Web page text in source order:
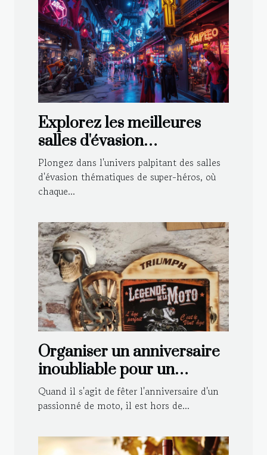
Explorez les meilleures
salles d'évasion
thématiques de super-
héros
Plongez dans l'univers palpitant des salles
d'évasion thématiques de super-héros, où
chaque...
Organiser un anniversaire
inoubliable pour un
motard : astuces et idées
déco
Quand il s'agit de fêter l'anniversaire d'un
passionné de moto, il est hors de...